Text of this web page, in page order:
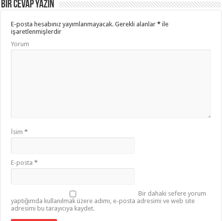
Bir cevap yazın
E-posta hesabınız yayımlanmayacak. Gerekli alanlar* ile
işaretlenmişlerdir
Yorum
İsim*
E-posta*
Bir dahaki sefere yorum
yaptığımda kullanılmak üzere adımı, e-posta adresimi ve web site
adresimi bu tarayıcıya kaydet.